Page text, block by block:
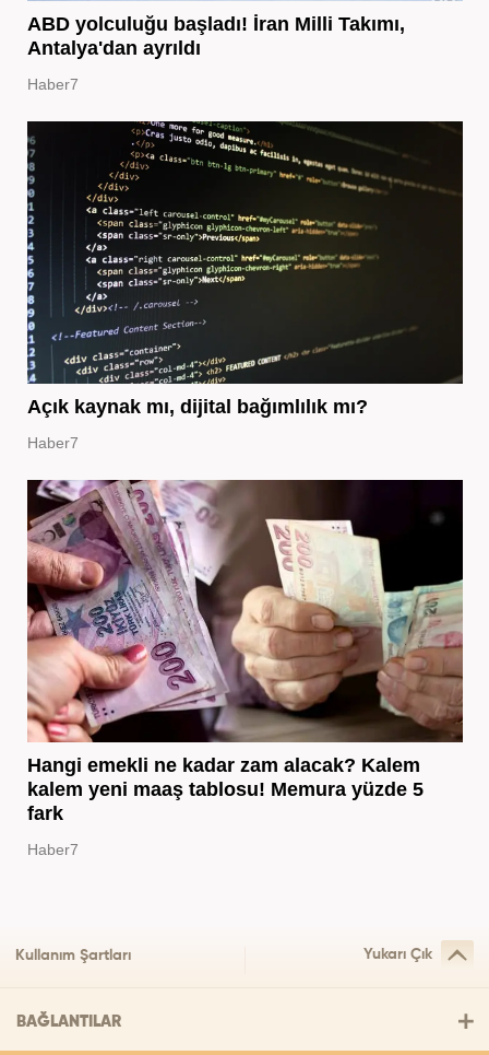
ABD yolculuğu başladı! İran Milli Takımı,
Antalya'dan ayrıldı
Haber7
Açık kaynak mı, dijital bağımlılık mı?
Haber7
Hangi emekli ne kadar zam alacak? Kalem
kalem yeni maaş tablosu! Memura yüzde 5
fark
Haber7
Kullanım Şartları Yukarı Çık
BAĞLANTILAR